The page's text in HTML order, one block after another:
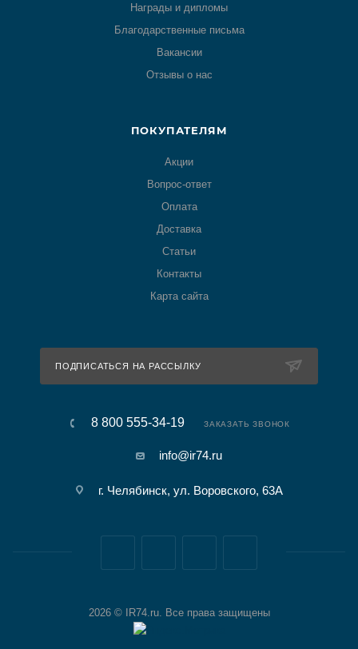
Награды и дипломы
Благодарственные письма
Вакансии
Отзывы о нас
ПОКУПАТЕЛЯМ
Акции
Вопрос-ответ
Оплата
Доставка
Статьи
Контакты
Карта сайта
ПОДПИСАТЬСЯ НА РАССЫЛКУ
8 800 555-34-19 ЗАКАЗАТЬ ЗВОНОК
info@ir74.ru
г. Челябинск, ул. Воровского, 63А
2026 © IR74.ru. Все права защищены